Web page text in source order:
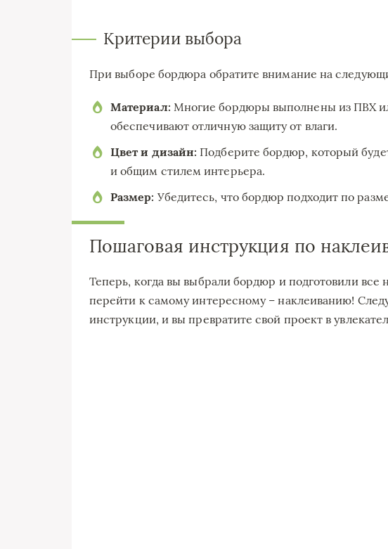
Критерии выбора
При выборе бордюра обратите внимание на
Материал: Многие бордюры выполнены из ПВХ
обеспечивают отличную защиту от влаги.
Цвет и дизайн: Подберите бордюр, который
и общим стилем интерьера.
Размер: Убедитесь, что бордюр подходит по
Пошаговая инструкция по
Теперь, когда вы выбрали бордюр и подготовили
перейти к самому интересному – наклеиванию!
инструкции, и вы превратите свой проект в